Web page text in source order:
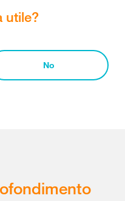
utile?
No